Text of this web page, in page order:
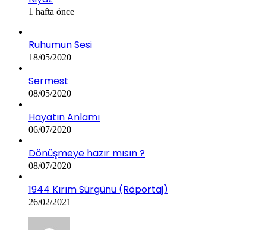
1 hafta önce
Ruhumun Sesi
18/05/2020
Sermest
08/05/2020
Hayatın Anlamı
06/07/2020
Dönüşmeye hazır mısın ?
08/07/2020
1944 Kırım Sürgünü (Röportaj)
26/02/2021